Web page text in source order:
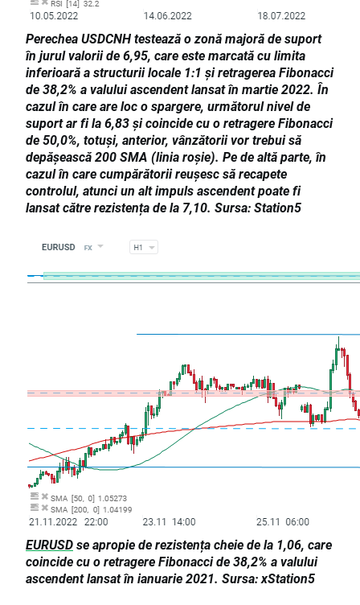
Perechea USDCNH testează o zonă majoră de suport
în jurul valorii de 6,95, care este marcată cu limita
inferioară a structurii locale 1:1 și retragerea Fibonacci
de 38,2% a valului ascendent lansat în martie 2022. În
cazul în care are loc o spargere, următorul nivel de
suport ar fi la 6,83 și coincide cu o retragere Fibonacci
de 50,0%, totuși, anterior, vânzătorii vor trebui să
depășească 200 SMA (linia roșie). Pe de altă parte, în
cazul în care cumpărătorii reușesc să recapete
controlul, atunci un alt impuls ascendent poate fi
lansat către rezistența de la 7,10. Sursa: Station5
EURUSDse apropie de rezistența cheie de la 1,06, care
coincide cu o retragere Fibonacci de 38,2% a valului
ascendent lansat în ianuarie 2021. Sursa: xStation5